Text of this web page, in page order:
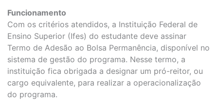
Funcionamento
Com os critérios atendidos, a Instituição Federal de
Ensino Superior (Ifes) do estudante deve assinar
Termo de Adesão ao Bolsa Permanência, disponível no
sistema de gestão do programa. Nesse termo, a
instituição fica obrigada a designar um pró-reitor, ou
cargo equivalente, para realizar a operacionalização
do programa.